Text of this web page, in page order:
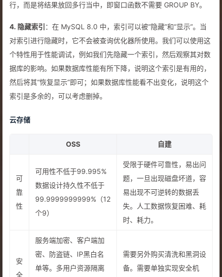
行，而是将结果放回多行当中，即窗口函数不需要 GROUP BY。
4. 隐藏索引 ：在 MySQL 8.0 中，索引可以被“隐藏”和“显示”。当
对索引进行隐藏时，它不会被查询优化器所使用。我们可以使用这
个特性用于性能调试，例如我们先隐藏一个索引，然后观察其对数
据库的影响。如果数据库性能有所下降，说明这个索引是有用的，
然后将其“恢复显示”即可；如果数据库性能看不出变化，说明这个
索引是多余的，可以考虑删掉。
云存储
OSS 自建
可
靠
性
可用性不低于99.995%
数据设计持久性不低于
99.9999999999%（12
个9）
受限于硬件可靠性，易出问
题，一旦出现磁盘坏道，容
易出现不可逆转的数据丢
失。人工数据恢复困难、耗
时、耗力。
安
全
服务端加密、客户端加
密、防盗链、IP黑白名
单等。多用户资源隔离
需要另外购买清洗和黑洞设
备。需要单独实现安全机